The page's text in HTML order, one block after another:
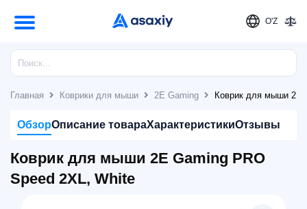
O'Z
Главная Коврики для мыши 2E Gaming Коврик для мыши 2E
ОбзорОписание товараХарактеристикиОтзывы
Коврик для мыши 2E Gaming PRO
Speed 2XL, White